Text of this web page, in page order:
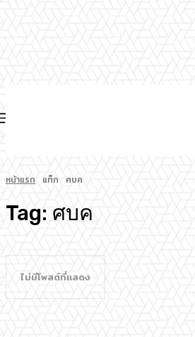
หน้าแรก แท็ก ศบค
Tag: ศบค
ไม่มีโพสต์ที่แสดง